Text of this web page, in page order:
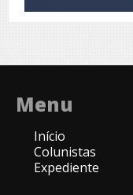
Menu
Início
Colunistas
Expediente